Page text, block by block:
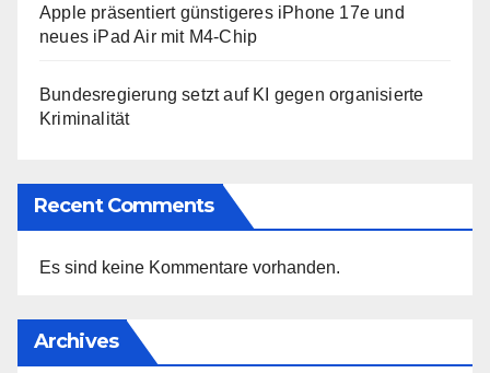
Apple präsentiert günstigeres iPhone 17e und
neues iPad Air mit M4-Chip
Bundesregierung setzt auf KI gegen organisierte
Kriminalität
Recent Comments
Es sind keine Kommentare vorhanden.
Archives